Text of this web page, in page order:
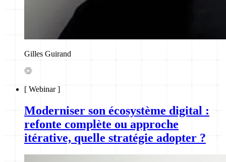
Gilles Guirand
[ Webinar]
Moderniser son écosystème digital :
refonte complète ou approche
itérative, quelle stratégie adopter ?